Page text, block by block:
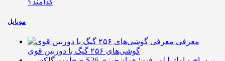
کدامند؟
موبایل
معرفی
گوشی‌های ۲۵۶ گیگ با دوربین قوی